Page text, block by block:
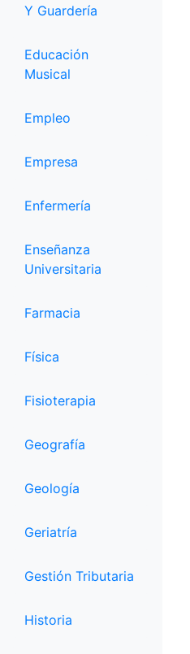
Y Guardería
Educación
Musical
Empleo
Empresa
Enfermería
Enseñanza
Universitaria
Farmacia
Física
Fisioterapia
Geografía
Geología
Geriatría
Gestión Tributaria
Historia